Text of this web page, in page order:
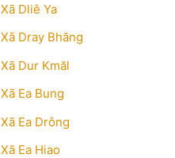
Xã Dliê Ya
Xã Dray Bhăng
Xã Dur Kmăl
Xã Ea Bung
Xã Ea Drông
Xã Ea Hiao